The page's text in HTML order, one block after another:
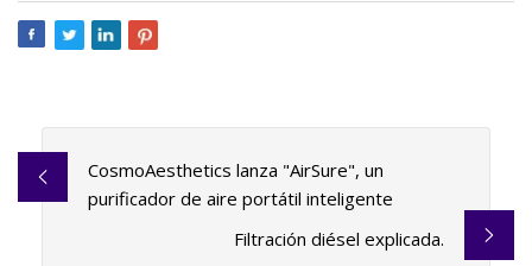
CosmoAesthetics lanza "AirSure", un
purificador de aire portátil inteligente
Filtración diésel explicada.